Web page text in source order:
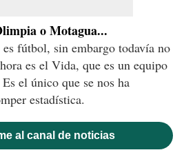
o Motagua...
es fútbol, sin embargo todavía no
es el Vida, que es un equipo
el único que se nos ha
estadística.
al canal de noticias